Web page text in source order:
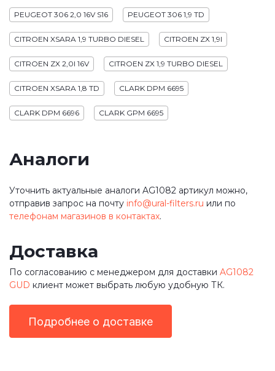
PEUGEOT 306 2,0 16V S16 PEUGEOT 306 1,9 TD
CITROEN XSARA 1,9 TURBO DIESEL CITROEN ZX 1,9I
CITROEN ZX 2,0I 16V CITROEN ZX 1,9 TURBO DIESEL
CITROEN XSARA 1,8 TD CLARK DPM 6695
CLARK DPM 6696 CLARK GPM 6695
Аналоги
Уточнить актуальные аналоги AG1082 артикул можно,
отправив запрос на почту info@ural-filters.ru или по
телефонам магазинов в контактах.
Доставка
По согласованию с менеджером для доставки AG1082
GUD клиент может выбрать любую удобную ТК.
Подробнее о доставке